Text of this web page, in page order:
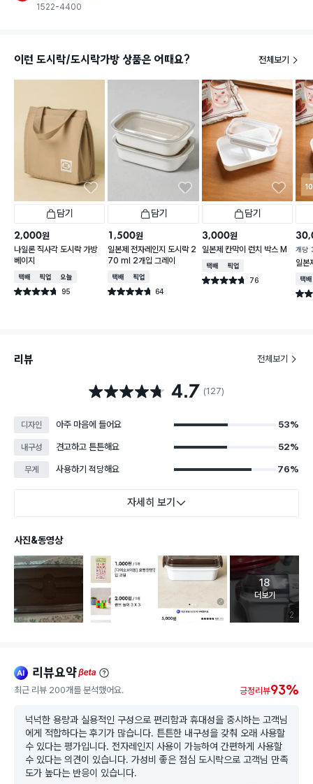
1522-4400
이런 도시락/도시락가방 상품은 어때요? 전체보기
담기
2,000원
나일론 직사각 도시락 가방
베이지
택배배송매장픽업오늘배송
별점 4.7점 95
건 작성
담기
1,500원
일본제 전자레인지 도시락 2
70 ml 2개입 그레이
택배배송매장픽업
별점 4.7점 64
건 작성
담기
3,000원
일본제 칸막이 런치 박스 M
택배배송매장픽업
별점 4.7점 76
건 작성
개당
일본
택배
별점
리뷰 전체보기
별점 4.7점 4.7 (127)
디자인 아주 마음에 들어요 53%
내구성 견고하고 튼튼해요 52%
무게 사용하기 적당해요 76%
자세히 보기
사진&동영상
리뷰 이
2
고객 리뷰
18
더보기
ai 리뷰요약beta
최근 리뷰 200개를 분석했어요. 긍정리뷰93%
넉넉한 용량과 실용적인 구성으로 편리함과 휴대성을 중시하는 고객님
에게 적합하다는 후기가 많습니다. 튼튼한 내구성을 갖춰 오래 사용할
수 있다는 평가입니다. 전자레인지 사용이 가능하여 간편하게 사용할
수 있다는 의견이 있습니다. 가성비 좋은 점심 도시락으로 고객님 만족
도가 높다는 반응이 있습니다.